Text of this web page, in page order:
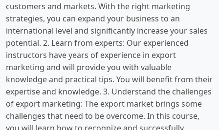
customers and markets. With the right marketing
strategies, you can expand your business to an
international level and significantly increase your sales
potential. 2. Learn from experts: Our experienced
instructors have years of experience in export
marketing and will provide you with valuable
knowledge and practical tips. You will benefit from their
expertise and knowledge. 3. Understand the challenges
of export marketing: The export market brings some
challenges that need to be overcome. In this course,